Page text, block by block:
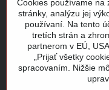
Cookies používame na
stránky, analýzu jej
používaní. Na tento
tretích strán a
partnerom v EÚ,
„Prijať všetky
spracovaním. Nižšie